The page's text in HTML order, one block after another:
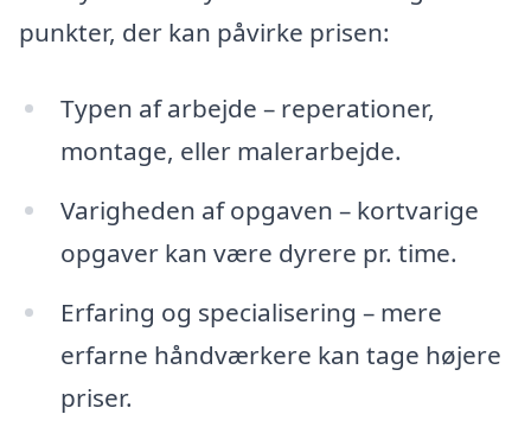
punkter, der kan påvirke prisen:
Typen af arbejde – reperationer,
montage, eller malerarbejde.
Varigheden af opgaven – kortvarige
opgaver kan være dyrere pr. time.
Erfaring og specialisering – mere
erfarne håndværkere kan tage højere
priser.